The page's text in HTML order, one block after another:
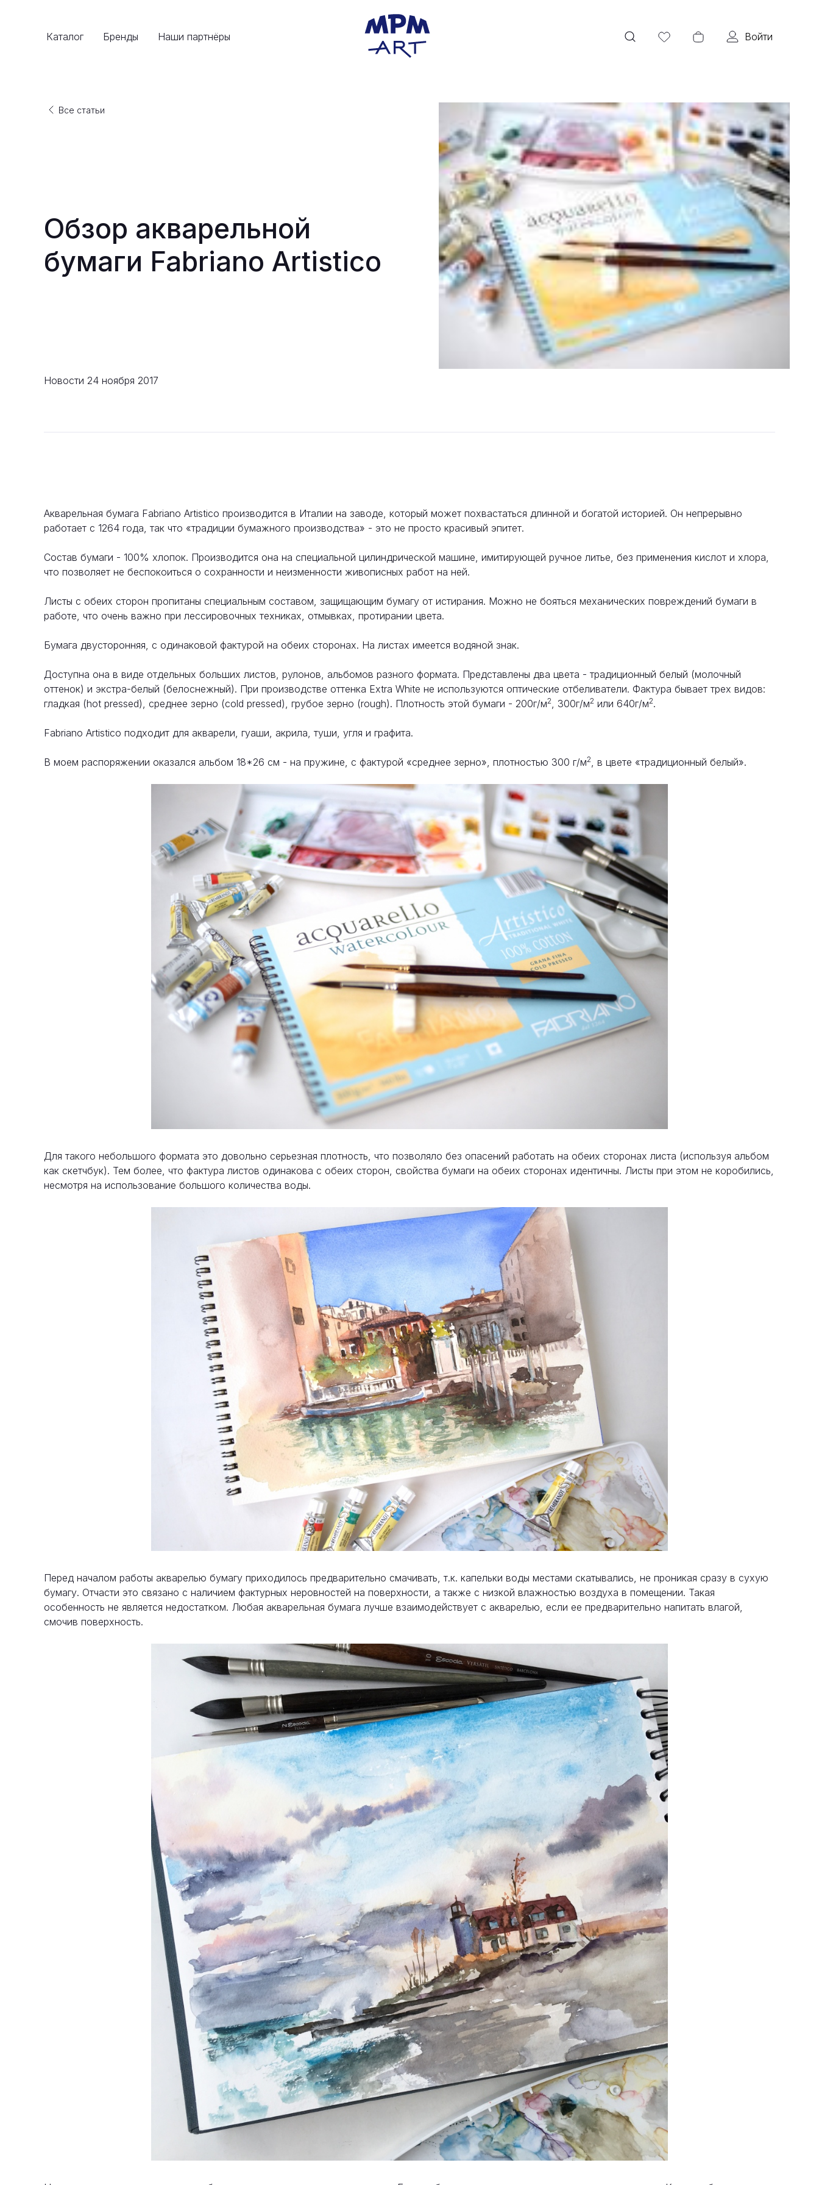
Каталог Бренды Наши партнёры Войти
Все статьи
Обзор акварельной
бумаги Fabriano Artistico
Новости 24 ноября 2017
Акварельная бумага Fabriano Artistico производится в Италии на заводе, который может похвастаться длинной и богатой историей. Он непрерывно
работает с 1264 года, так что «традиции бумажного производства» - это не просто красивый эпитет.
Состав бумаги - 100% хлопок. Производится она на специальной цилиндрической машине, имитирующей ручное литье, без применения кислот и хлора,
что позволяет не беспокоиться о сохранности и неизменности живописных работ на ней.
Листы с обеих сторон пропитаны специальным составом, защищающим бумагу от истирания. Можно не бояться механических повреждений бумаги в
работе, что очень важно при лессировочных техниках, отмывках, протирании цвета.
Бумага двусторонняя, с одинаковой фактурой на обеих сторонах. На листах имеется водяной знак.
Доступна она в виде отдельных больших листов, рулонов, альбомов разного формата. Представлены два цвета - традиционный белый (молочный
оттенок) и экстра-белый (белоснежный). При производстве оттенка Extra White не используются оптические отбеливатели. Фактура бывает трех видов:
гладкая (hot pressed), среднее зерно (cold pressed), грубое зерно (rough). Плотность этой бумаги - 200г/м2, 300г/м2 или 640г/м2.
Fabriano Artistico подходит для акварели, гуаши, акрила, туши, угля и графита.
В моем распоряжении оказался альбом 18*26 см - на пружине, с фактурой «среднее зерно», плотностью 300 г/м2, в цвете «традиционный белый».
Для такого небольшого формата это довольно серьезная плотность, что позволяло без опасений работать на обеих сторонах листа (используя альбом
как скетчбук). Тем более, что фактура листов одинакова с обеих сторон, свойства бумаги на обеих сторонах идентичны. Листы при этом не коробились,
несмотря на использование большого количества воды.
Перед началом работы акварелью бумагу приходилось предварительно смачивать, т.к. капельки воды местами скатывались, не проникая сразу в сухую
бумагу. Отчасти это связано с наличием фактурных неровностей на поверхности, а также с низкой влажностью воздуха в помещении. Такая
особенность не является недостатком. Любая акварельная бумага лучше взаимодействует с акварелью, если ее предварительно напитать влагой,
смочив поверхность.